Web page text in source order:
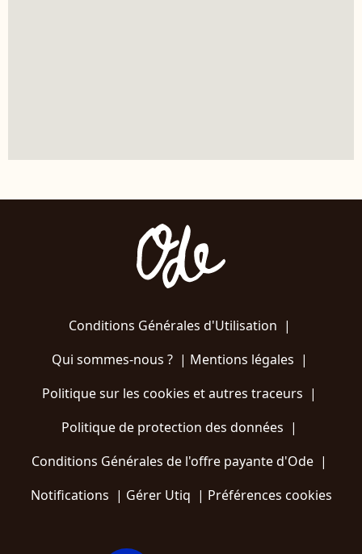
Conditions Générales d'Utilisation |
Qui sommes-nous ?| Mentions légales |
Politique sur les cookies et autres traceurs |
Politique de protection des données |
Conditions Générales de l'offre payante d'Ode |
Notifications | Gérer Utiq | Préférences cookies